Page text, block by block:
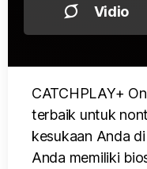
Vidio
CATCHPLAY+
terbaik untuk
kesukaan Anda
Anda memiliki